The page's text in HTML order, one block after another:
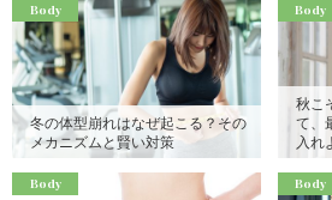
Body
冬の体型崩れはなぜ起こる？その
メカニズムと賢い対策
Body
秋こ
て、
入れ
Body Body